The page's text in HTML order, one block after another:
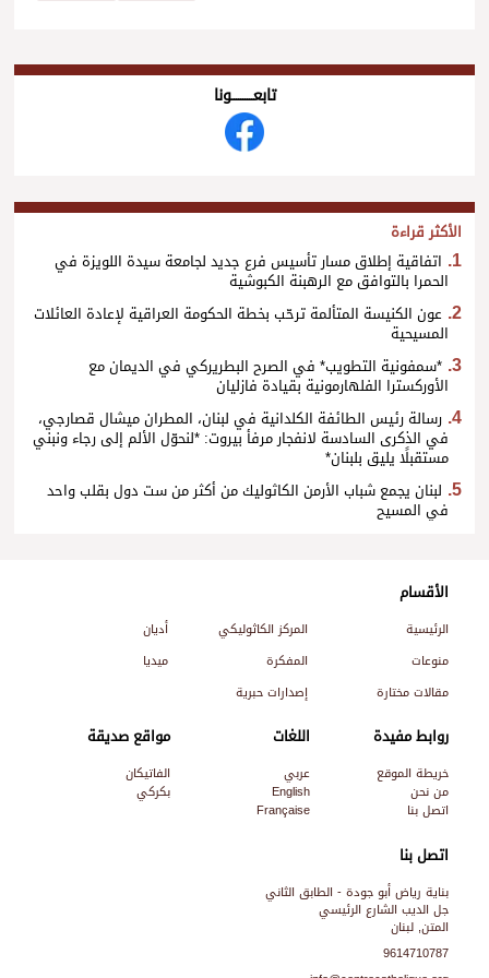
تابعــــــــــونا
الأكثر قراءة
اتفاقية إطلاق مسار تأسيس فرع جديد لجامعة سيدة اللويزة في
الحمرا بالتوافق مع الرهبنة الكبوشية
عون الكنيسة المتألمة ترحّب بخطة الحكومة العراقية لإعادة العائلات
المسيحية
*سمفونية التطويب* في الصرح البطريركي في الديمان مع
الأوركسترا الفلهارمونية بقيادة فازليان
رسالة رئيس الطائفة الكلدانية في لبنان، المطران ميشال قصارجي،
في الذكرى السادسة لانفجار مرفأ بيروت: *لنحوّل الألم إلى رجاء ونبني
مستقبلًا يليق بلبنان*
لبنان يجمع شباب الأرمن الكاثوليك من أكثر من ست دول بقلب واحد
في المسيح
اتصل بنا
بناية رياض أبو جودة - الطابق الثاني
جل الديب الشارع الرئيسي
المتن, لبنان
9614710787
الأقسام
الرئيسية المركز الكاثوليكي
أديان
منوعات
المفكرة
ميديا
مقالات مختارة
إصدارات حبرية
روابط مفيدة
خريطة الموقع
من نحن
اتصل بنا
اللغات
عربي
English
Française
مواقع صديقة
الفاتيكان
بكركي